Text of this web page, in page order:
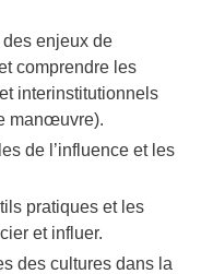
enjeux de
comprendre les
interinstitutionnels
manœuvre).
de l’influence et les
pratiques et les
et influer.
des cultures dans la